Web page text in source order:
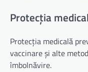
Protecția
Protecția medicală
vaccinare și alte
îmbolnăvire.